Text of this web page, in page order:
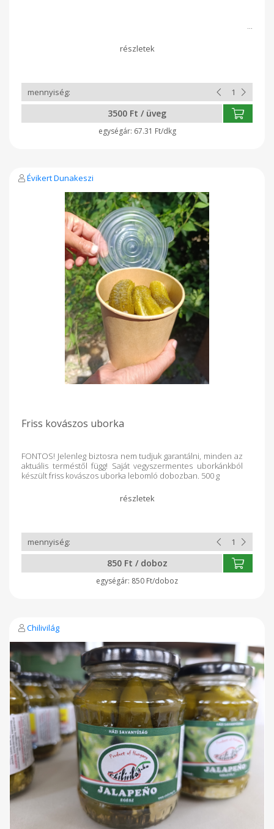
3500 Ft / üveg
67.31 Ft/dkg
Évikert Dunakeszi
Friss kovászos uborka
FONTOS! Jelenleg biztosra nem tudjuk garantálni, minden az
aktuális terméstől függ! Saját vegyszermentes uborkánkból
készült friss kovászos uborka lebomló dobozban. 500 g
850 Ft / doboz
850 Ft/doboz
Chilivilág